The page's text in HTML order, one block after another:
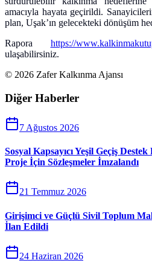
amacıyla hayata geçirildi.
plan, Uşak’ın gelecekteki dönüşüm
Rapora https://
ulaşabilirsiniz.
© 2026 Zafer Kalkınma Ajansı
Diğer Haberler
7 Ağustos 2026
Sosyal Kapsayıcı Yeşil Geçiş
Proje İçin Sözleşmeler İmzalandı
21 Temmuz 2026
Girişimci ve Güçlü Sivil Toplum
İlan Edildi
24 Haziran 2026